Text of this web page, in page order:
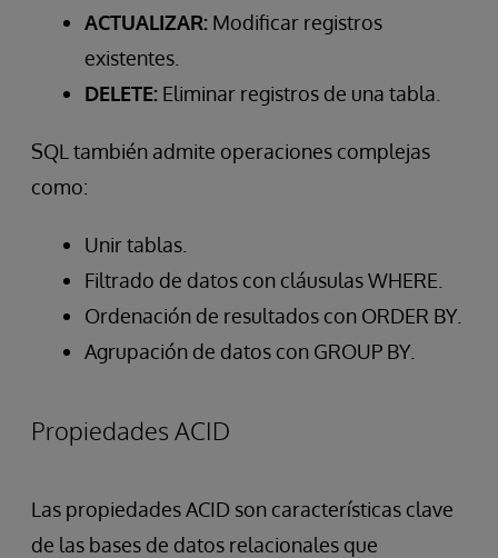
ACTUALIZAR: Modificar registros
existentes.
DELETE: Eliminar registros de una tabla.
SQL también admite operaciones complejas
como:
Unir tablas.
Filtrado de datos con cláusulas WHERE.
Ordenación de resultados con ORDER BY.
Agrupación de datos con GROUP BY.
Propiedades ACID
Las propiedades ACID son características clave
de las bases de datos relacionales que